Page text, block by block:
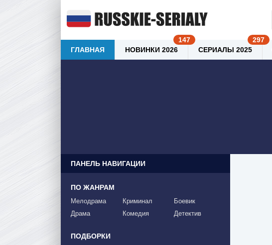
ПАНЕЛЬ НАВИГАЦИИ
ПО ЖАНРАМ
Мелодрама
Драма
Криминал
Комедия
Боевик
Детектив
ПОДБОРКИ
ГЛАВНАЯ НОВИНКИ 2026 СЕРИАЛЫ 2025